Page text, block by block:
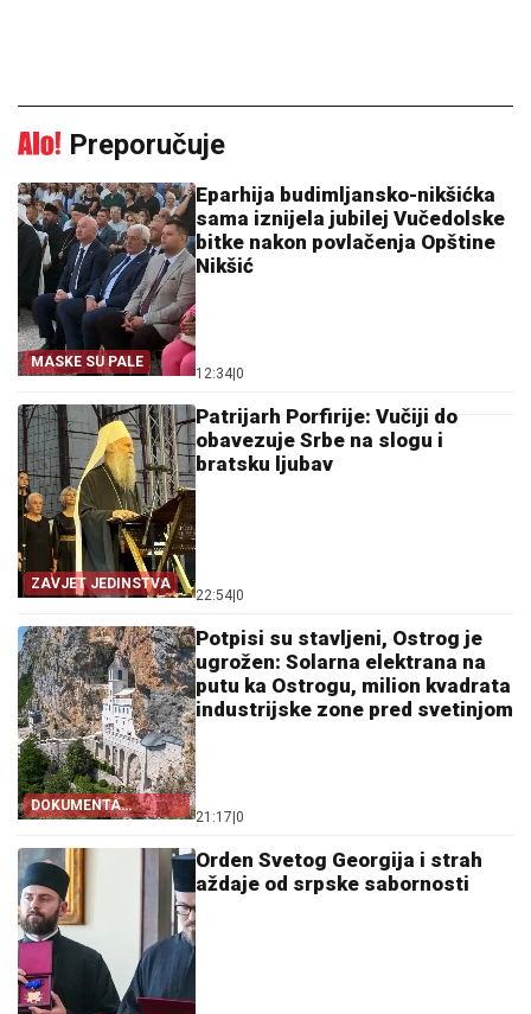
Preporučuje
MASKE SU PALE
Eparhija budimljansko-nikšićka
sama iznijela jubilej Vučedolske
bitke nakon povlačenja Opštine
Nikšić
12:34|0
ZAVJET JEDINSTVA
Patrijarh Porfirije: Vučiji do
obavezuje Srbe na slogu i
bratsku ljubav
22:54|0
DOKUMENTA
OTKRIVAJU
Potpisi su stavljeni, Ostrog je
ugrožen: Solarna elektrana na
putu ka Ostrogu, milion kvadrata
industrijske zone pred svetinjom
21:17|0
Orden Svetog Georgija i strah
aždaje od srpske sabornosti